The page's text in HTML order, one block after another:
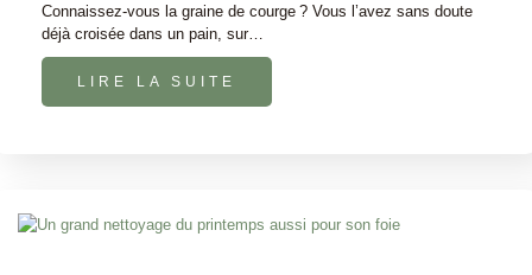
Connaissez-vous la graine de courge ? Vous l’avez sans doute
déjà croisée dans un pain, sur…
LIRE LA SUITE